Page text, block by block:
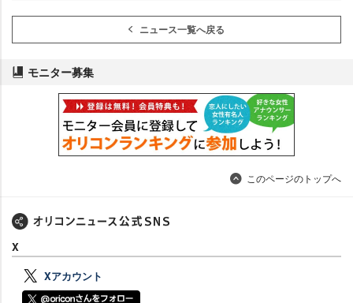
ニュース一覧へ戻る
モニター募集
このページのトップへ
X
Xアカウント